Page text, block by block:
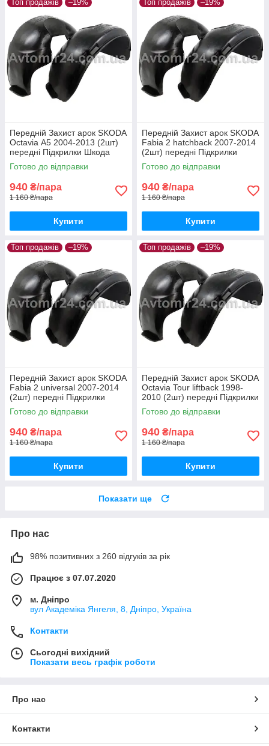
Топ продажів –19%
Передній Захист арок SKODA
Octavia А5 2004-2013 (2шт)
передні Підкрилки Шкода
Октавія А5 пара передніх
Готово до відправки
940 ₴/пара
1 160 ₴/пара
Купити
Топ продажів –19%
Передній Захист арок SKODA
Fabia 2 hatchback 2007-2014
(2шт) передні Підкрилки
Шкода Фабія 2 хетчбек пара
передніх
Готово до відправки
940 ₴/пара
1 160 ₴/пара
Купити
Топ продажів –19%
Передній Захист арок SKODA
Fabia 2 universal 2007-2014
(2шт) передні Підкрилки
Шкода Фабія 2 універсал
пара передніх
Готово до відправки
940 ₴/пара
1 160 ₴/пара
Купити
Топ продажів –19%
Передній Захист арок SKODA
Octavia Tour liftback 1998-
2010 (2шт) передні Підкрилки
Шкода Октавія Тур ліфтбек
пара передніх
Готово до відправки
940 ₴/пара
1 160 ₴/пара
Купити
Показати ще
Про нас
98% позитивних з 260 відгуків за рік
Працює з 07.07.2020
м. Дніпро
вул Академіка Янгеля, 8, Дніпро, Україна
Контакти
Сьогодні вихідний
Показати весь графік роботи
Про нас
Контакти